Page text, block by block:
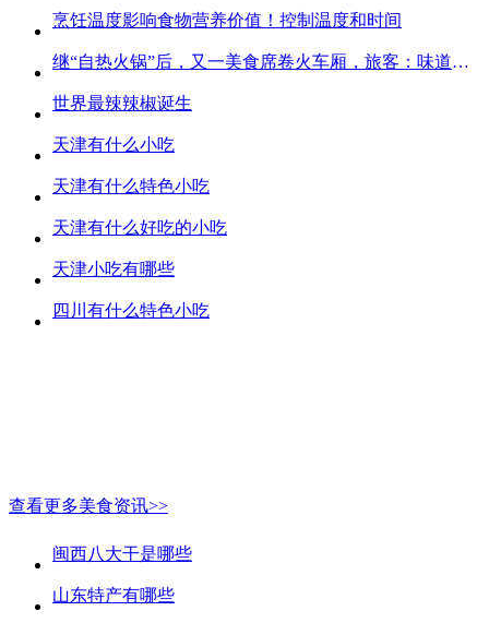
烹饪温度影响食物营养价值！控制温度和时间
继“自热火锅”后，又一美食席卷火车厢，旅客：味道好吃又方便
世界最辣辣椒诞生
天津有什么小吃
天津有什么特色小吃
天津有什么好吃的小吃
天津小吃有哪些
四川有什么特色小吃
查看更多美食资讯>>
闽西八大干是哪些
山东特产有哪些